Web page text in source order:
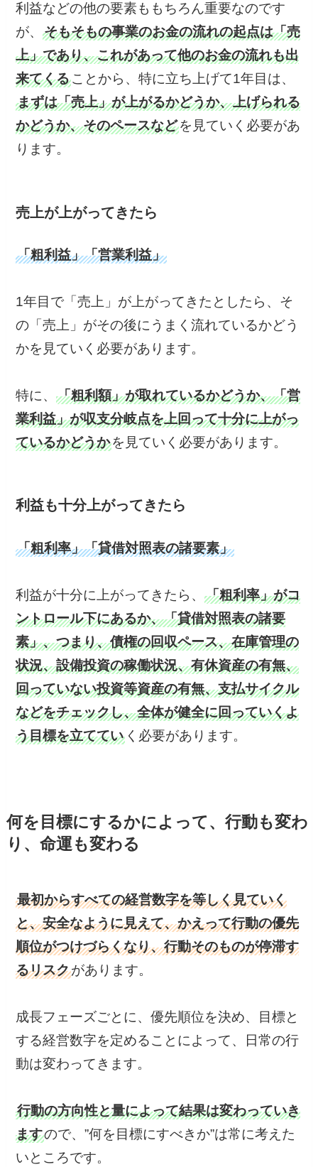
利益などの他の要素ももちろん重要なのです
が、そもそもの事業のお金の流れの起点は「売
上」であり、これがあって他のお金の流れも出
来てくることから、特に立ち上げて1年目は、
まずは「売上」が上がるかどうか、上げられる
かどうか、そのペースなどを見ていく必要があ
ります。
売上が上がってきたら
「粗利益」「営業利益」
1年目で「売上」が上がってきたとしたら、そ
の「売上」がその後にうまく流れているかどう
かを見ていく必要があります。
特に、「粗利額」が取れているかどうか、「営
業利益」が収支分岐点を上回って十分に上がっ
ているかどうかを見ていく必要があります。
利益も十分上がってきたら
「粗利率」「貸借対照表の諸要素」
利益が十分に上がってきたら、「粗利率」がコ
ントロール下にあるか、「貸借対照表の諸要
素」、つまり、債権の回収ペース、在庫管理の
状況、設備投資の稼働状況、有休資産の有無、
回っていない投資等資産の有無、支払サイクル
などをチェックし、全体が健全に回っていくよ
う目標を立ててい く必要があります。
何を目標にするかによって、行動も変わ
り、命運も変わる
最初からすべての経営数字を等しく見ていく
と、安全なように見えて、かえって行動の優先
順位がつけづらくなり、行動そのものが停滞す
るリスクがあります。
成長フェーズごとに、優先順位を決め、目標と
する経営数字を定めることによって、日常の行
動は変わってきます。
行動の方向性と量によって結果は変わっていき
ますので、”何を目標にすべきか”は常に考えた
いところです。